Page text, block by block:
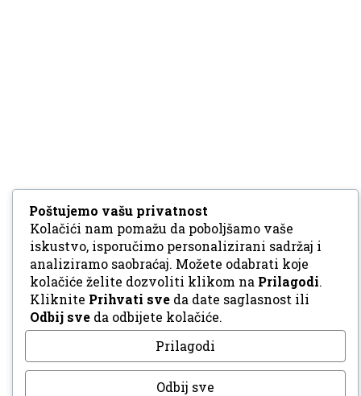
Poštujemo vašu privatnost
Kolačići nam pomažu da poboljšamo vaše
iskustvo, isporučimo personalizirani sadržaj i
analiziramo saobraćaj. Možete odabrati koje
kolačiće želite dozvoliti klikom na Prilagodi.
Kliknite Prihvati sve da date saglasnost ili
Odbij sve da odbijete kolačiće.
Prilagodi
Odbij sve